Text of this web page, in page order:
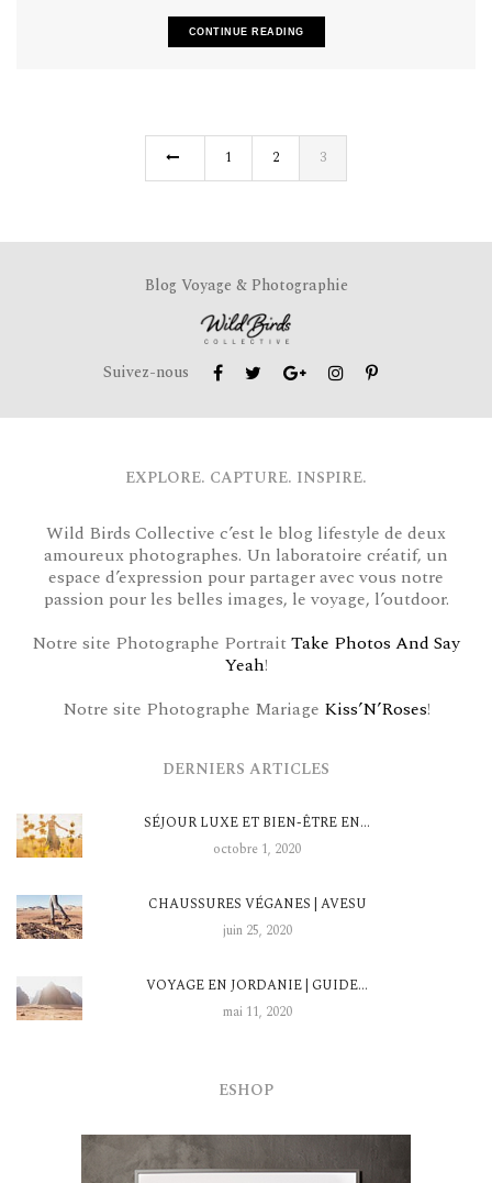
CONTINUE READING
1 2 3
Blog Voyage & Photographie
Suivez-nous
EXPLORE. CAPTURE. INSPIRE.
Wild Birds Collective c’est le blog lifestyle de deux
amoureux photographes. Un laboratoire créatif, un
espace d’expression pour partager avec vous notre
passion pour les belles images, le voyage, l’outdoor.
Notre site Photographe PortraitTake Photos And Say
Yeah!
Notre site Photographe Mariage Kiss’N’Roses!
DERNIERS ARTICLES
SÉJOUR LUXE ET BIEN-ÊTRE EN…
octobre 1, 2020
CHAUSSURES VÉGANES | AVESU
juin 25, 2020
VOYAGE EN JORDANIE | GUIDE…
mai 11, 2020
ESHOP